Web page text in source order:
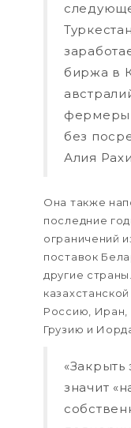
биржа в
фермеры
без
Алия
Она также
последние
ограничений
поставок
другие
Россию, Иран,
Грузию и
значит